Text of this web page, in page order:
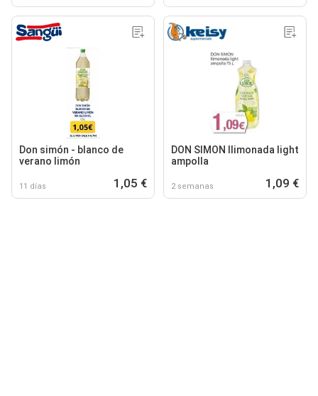
Don simón - blanco de
verano limón
11 días 1,05 €
DON SIMON Ilimonada light
ampolla
2 semanas 1,09 €